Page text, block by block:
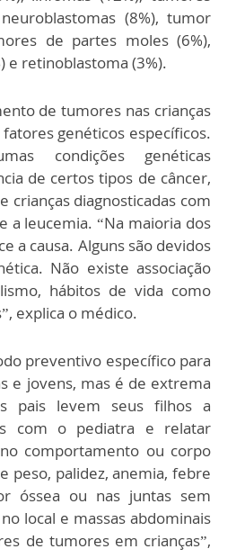
(8%), tumor
de partes moles (6%),
e retinoblastoma (3%).
de tumores nas crianças
genéticos específicos.
condições genéticas
de certos tipos de câncer,
crianças diagnosticadas com
a leucemia. “Na maioria dos
a causa. Alguns são devidos
Não existe associação
hábitos de vida como
explica o médico.
preventivo específico para
e jovens, mas é de extrema
pais levem seus filhos a
com o pediatra e relatar
comportamento ou corpo
peso, palidez, anemia, febre
óssea ou nas juntas sem
local e massas abdominais
de tumores em crianças”,